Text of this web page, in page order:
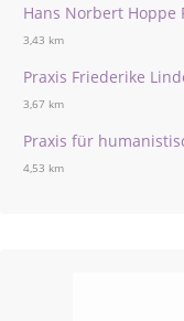
Hans Norbert Hoppe
3,43 km
Praxis Friederike
3,67 km
Praxis für
4,53 km